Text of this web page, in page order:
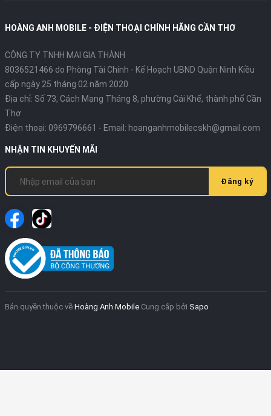
HOÀNG ANH MOBILE - ĐIỆN THOẠI CHÍNH HÃNG CẦN THƠ
CÔNG TY TNHH MAI GIA THÀNH
8036521466 do Phòng Tài Chính - Kế Hoạch UBND Quận Ninh Kiều
cấp ngày 25 tháng 02 năm 2020
Địa chỉ: Số 73, Cách Mạng Tháng 8, phường Cái Khế, thành phố Cần
Thơ
Điện thoại: 0969796661 - Email: hoanganhmobilecskh@gmail.com
NHẬN TIN KHUYẾN MÃI
Đăng ký
Bản quyền thuộc về Hoàng Anh Mobile Cung cấp bởi Sapo